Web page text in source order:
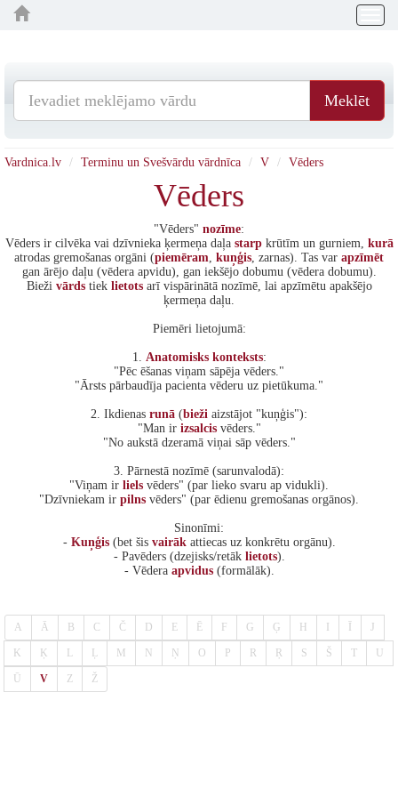
Meklēt
Vardnica.lv Terminu un Svešvārdu vārdnīca V Vēders
Vēders
"Vēders" nozīme:
Vēders ir cilvēka vai dzīvnieka ķermeņa daļa starpkrūtīm un gurniem, kurā
atrodas gremošanas orgāni (piemēram, kuņģis, zarnas). Tas var apzīmēt
gan ārējo daļu (vēdera apvidu), gan iekšējo dobumu (vēdera dobumu).
Bieži vārdstiek lietotsarī vispārinātā nozīmē, lai apzīmētu apakšējo
ķermeņa daļu.
Piemēri lietojumā:
1. Anatomisks konteksts:
"Pēc ēšanas viņam sāpēja vēders."
"Ārsts pārbaudīja pacienta vēderu uz pietūkuma."
2. Ikdienas runā (bieži aizstājot "kuņģis"):
"Man ir izsalcisvēders."
"No aukstā dzeramā viņai sāp vēders."
3. Pārnestā nozīmē (sarunvalodā):
"Viņam ir liels vēders" (par lieko svaru ap vidukli).
"Dzīvniekam ir pilns vēders" (par ēdienu gremošanas orgānos).
Sinonīmi:
- Kuņģis(bet šis vairākattiecas uz konkrētu orgānu).
- Pavēders (dzejisks/retāk lietots).
- Vēdera apvidus(formālāk).
A Ā B C Č D E Ē F G Ģ H J
K Ķ L Ļ M N Ņ O P R Ŗ S Š T U
Ū V Z Ž